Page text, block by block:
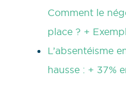
Comment le
place ? +
L’absentéisme
hausse : + 37%